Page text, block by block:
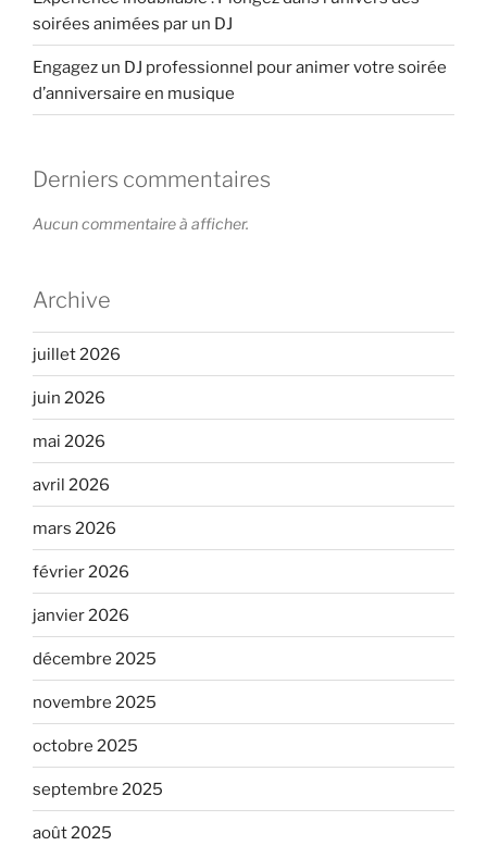
soirées animées par un DJ
Engagez un DJ professionnel pour animer votre soirée
d’anniversaire en musique
Derniers commentaires
Aucun commentaire à afficher.
Archive
juillet 2026
juin 2026
mai 2026
avril 2026
mars 2026
février 2026
janvier 2026
décembre 2025
novembre 2025
octobre 2025
septembre 2025
août 2025